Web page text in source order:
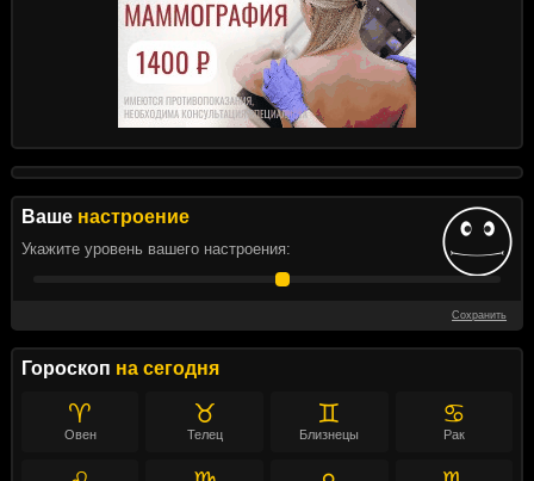
Ваше настроение
Укажите уровень вашего настроения:
Сохранить
Гороскоп на сегодня
♈
Овен
♉
Телец
♊
Близнецы
♋
Рак